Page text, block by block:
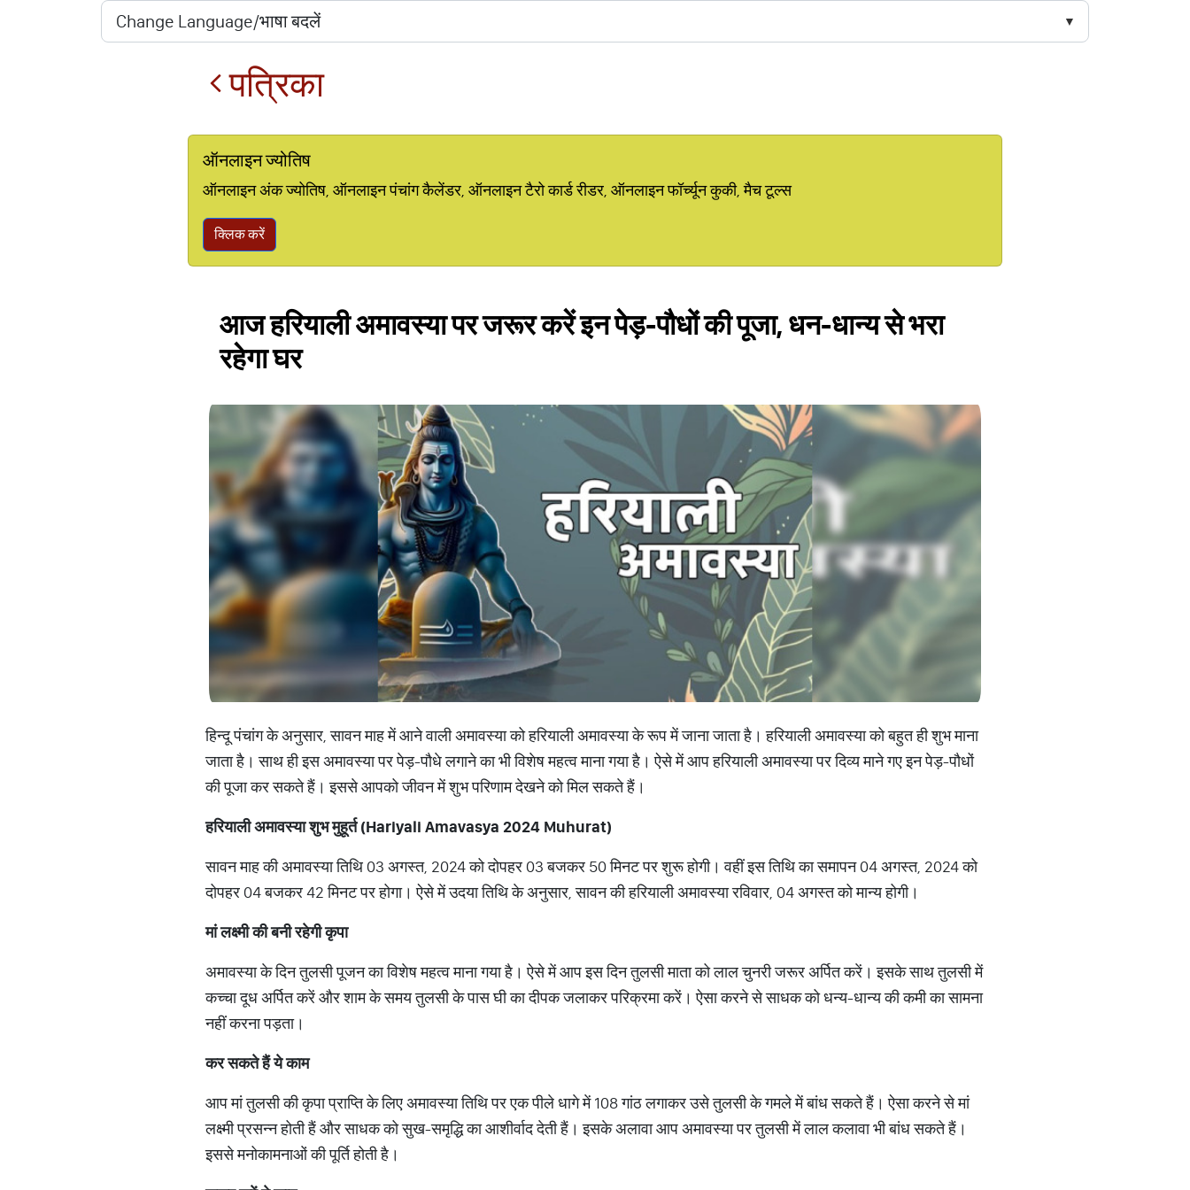
पत्रिका
ऑनलाइन ज्योतिष
ऑनलाइन अंक ज्योतिष, ऑनलाइन पंचांग कैलेंडर, ऑनलाइन टैरो कार्ड रीडर, ऑनलाइन फॉर्च्यून कुकी, मैच टूल्स
क्लिक करें
आज हरियाली अमावस्या पर जरूर करें इन पेड़-पौधों की पूजा, धन-धान्य से भरा
रहेगा घर
हिन्दू पंचांग के अनुसार, सावन माह में आने वाली अमावस्या को हरियाली अमावस्या के रूप में जाना जाता है। हरियाली अमावस्या को बहुत ही शुभ माना
जाता है। साथ ही इस अमावस्या पर पेड़-पौधे लगाने का भी विशेष महत्व माना गया है। ऐसे में आप हरियाली अमावस्या पर दिव्य माने गए इन पेड़-पौधों
की पूजा कर सकते हैं। इससे आपको जीवन में शुभ परिणाम देखने को मिल सकते हैं।
हरियाली अमावस्या शुभ मुहूर्त (Hariyali Amavasya 2024 Muhurat)
सावन माह की अमावस्या तिथि 03 अगस्त, 2024 को दोपहर 03 बजकर 50 मिनट पर शुरू होगी। वहीं इस तिथि का समापन 04 अगस्त, 2024 को
दोपहर 04 बजकर 42 मिनट पर होगा। ऐसे में उदया तिथि के अनुसार, सावन की हरियाली अमावस्या रविवार, 04 अगस्त को मान्य होगी।
मां लक्ष्मी की बनी रहेगी कृपा
अमावस्या के दिन तुलसी पूजन का विशेष महत्व माना गया है। ऐसे में आप इस दिन तुलसी माता को लाल चुनरी जरूर अर्पित करें। इसके साथ तुलसी में
कच्चा दूध अर्पित करें और शाम के समय तुलसी के पास घी का दीपक जलाकर परिक्रमा करें। ऐसा करने से साधक को धन्य-धान्य की कमी का सामना
नहीं करना पड़ता।
कर सकते हैं ये काम
आप मां तुलसी की कृपा प्राप्ति के लिए अमावस्या तिथि पर एक पीले धागे में 108 गांठ लगाकर उसे तुलसी के गमले में बांध सकते हैं। ऐसा करने से मां
लक्ष्मी प्रसन्न होती हैं और साधक को सुख-समृद्धि का आशीर्वाद देती हैं। इसके अलावा आप अमावस्या पर तुलसी में लाल कलावा भी बांध सकते हैं।
इससे मनोकामनाओं की पूर्ति होती है।